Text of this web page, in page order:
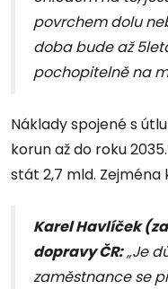
povrchem dolu
doba bude až
pochopitelně na
Náklady spojené s
korun až do roku
stát 2,7 mld.
Karel Havlíček
dopravy ČR:„Je
zaměstnance se